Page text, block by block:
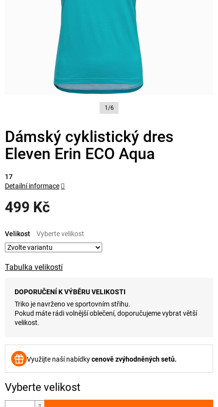
1/6
Dámský cyklistický dres
Eleven Erin ECO Aqua
499 Kč
cena:
Tabulka velikostí
DOPORUČENÍ K VÝBĚRU VELIKOSTI
Triko je navrženo ve sportovním střihu.
Pokud máte rádi volnější oblečení, doporučujeme vybrat větší
velikost.
Velikost
Využijte naší nabídkycenově zvýhodněných setů.
17
Detailní informace